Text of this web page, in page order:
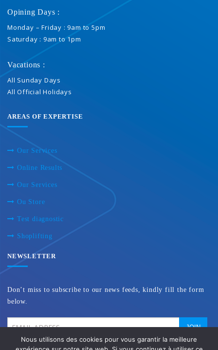
Opining Days :
Monday – Friday : 9am to 5pm
Saturday : 9am to 1pm
Vacations :
All Sunday Days
All Official Holidays
AREAS OF EXPERTISE
Our Services
Online Results
Our Services
Ou Store
Test diagnostic
Shoplifting
NEWSLETTER
Don’t miss to subscribe to our news feeds, kindly fill the form
below.
Nous utilisons des cookies pour vous garantir la meilleure